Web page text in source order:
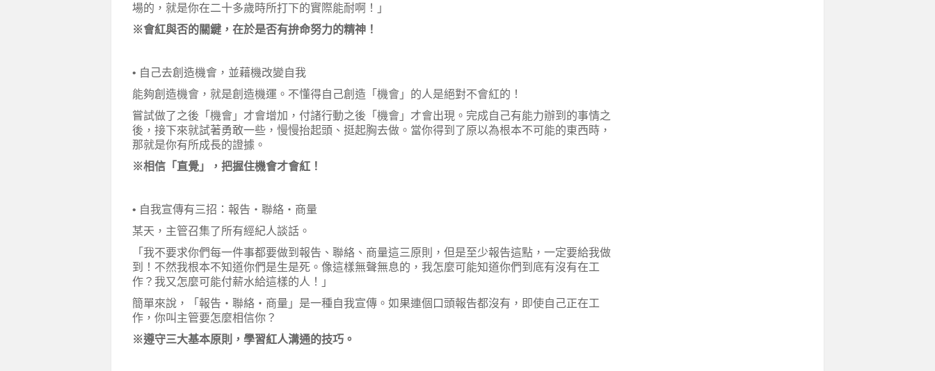
場的，就是你在二十多歲時所打下的實際能耐啊！」
※會紅與否的關鍵，在於是否有拚命努力的精神！
• 自己去創造機會，並藉機改變自我
能夠創造機會，就是創造機運。不懂得自己創造「機會」的人是絕對不會紅的！
嘗試做了之後「機會」才會增加，付諸行動之後「機會」才會出現。完成自己有能力辦到的事情之
後，接下來就試著勇敢一些，慢慢抬起頭、挺起胸去做。當你得到了原以為根本不可能的東西時，
那就是你有所成長的證據。
※相信「直覺」，把握住機會才會紅！
• 自我宣傳有三招：報告・聯絡・商量
某天，主管召集了所有經紀人談話。
「我不要求你們每一件事都要做到報告、聯絡、商量這三原則，但是至少報告這點，一定要給我做
到！不然我根本不知道你們是生是死。像這樣無聲無息的，我怎麼可能知道你們到底有沒有在工
作？我又怎麼可能付薪水給這樣的人！」
簡單來說，「報告・聯絡・商量」是一種自我宣傳。如果連個口頭報告都沒有，即使自己正在工
作，你叫主管要怎麼相信你？
※遵守三大基本原則，學習紅人溝通的技巧。